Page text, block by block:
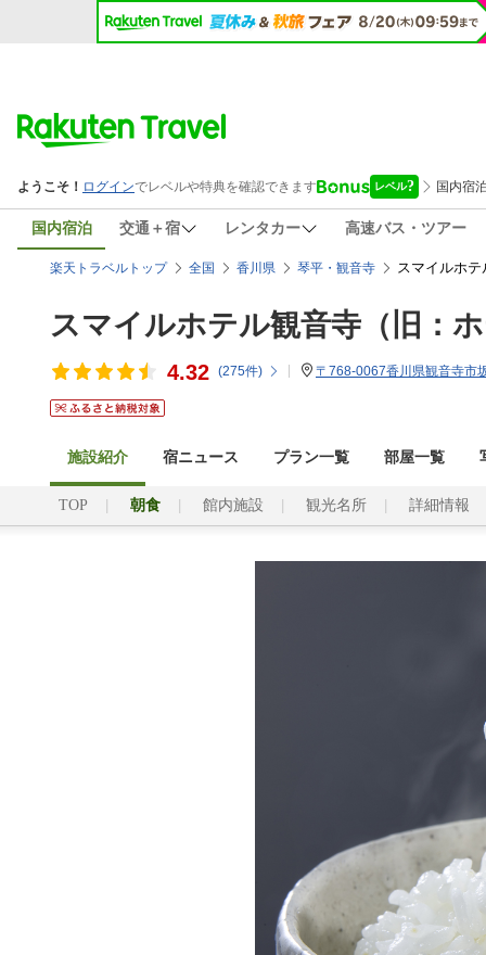
国内宿泊 交通＋宿 レンタカー 高速バス・ツアー
楽天トラベルトップ 全国 香川県 琴平・観音寺 スマイルホ
スマイルホテル観音寺（旧：
4.32 (275件) 〒768-0067香川県観音寺市
施設紹介 宿ニュース プラン一覧 部屋一覧
TOP 朝食 館内施設 観光名所 詳細情報